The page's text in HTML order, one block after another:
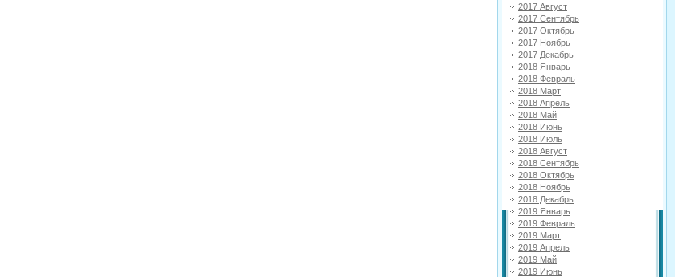
2017 Август
2017 Сентябрь
2017 Октябрь
2017 Ноябрь
2017 Декабрь
2018 Январь
2018 Февраль
2018 Март
2018 Апрель
2018 Май
2018 Июнь
2018 Июль
2018 Август
2018 Сентябрь
2018 Октябрь
2018 Ноябрь
2018 Декабрь
2019 Январь
2019 Февраль
2019 Март
2019 Апрель
2019 Май
2019 Июнь